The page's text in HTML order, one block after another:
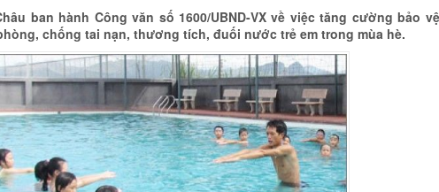
ban hành Công văn số 1600/UBND-VX về việc tăng cường bảo
chống tai nạn, thương tích, đuối nước trẻ em trong mùa hè.